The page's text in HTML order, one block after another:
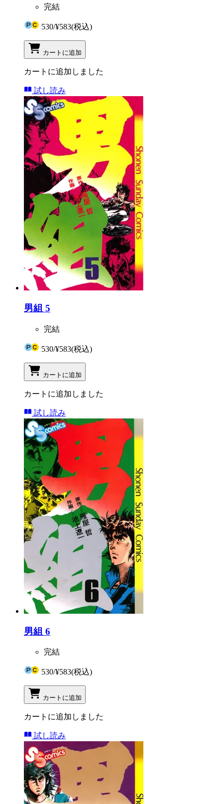
完結
530/¥583(税込)
カートに追加
カートに追加しました
試し読み
男組 5
完結
530/¥583(税込)
カートに追加
カートに追加しました
試し読み
男組 6
完結
530/¥583(税込)
カートに追加
カートに追加しました
試し読み